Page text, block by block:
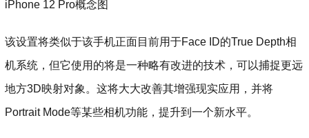
iPhone 12 Pro概念图
该设置将类似于该手机正面目前用于Face ID的True Depth相
机系统，但它使用的将是一种略有改进的技术，可以捕捉更远
地方3D映射对象。这将大大改善其增强现实应用，并将
Portrait Mode等某些相机功能，提升到一个新水平。